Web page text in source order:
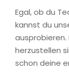
Egal, ob du
kannst du
ausprobieren.
herzustellen
schon deine